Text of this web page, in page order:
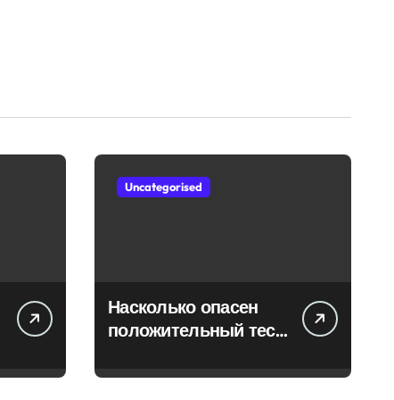
Uncategorised
Насколько опасен
положительный тест